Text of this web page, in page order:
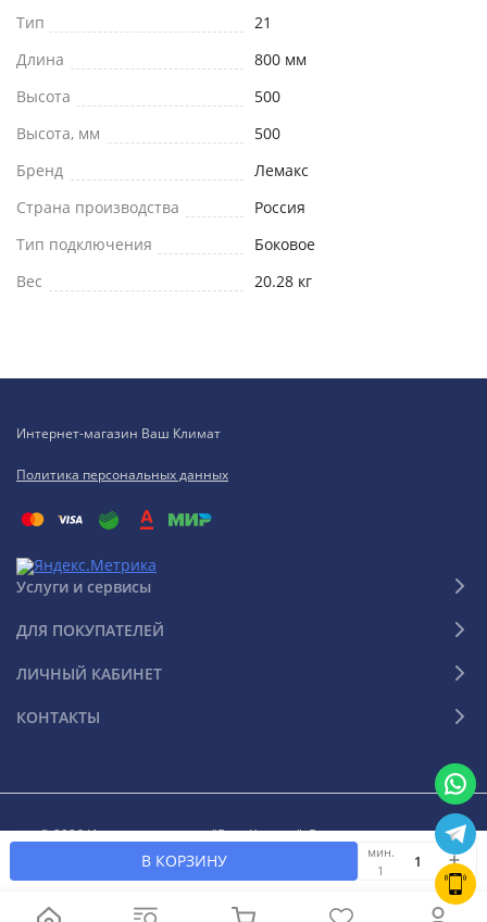
В КОРЗИНУ
мин.
1
Тип
21
Длина
800 мм
Высота
500
Высота, мм
500
Бренд
Лемакс
Страна производства
Россия
Тип подключения
Боковое
Вес
20.28 кг
Интернет-магазин Ваш Климат
Политика персональных данных
Услуги и сервисы
ДЛЯ ПОКУПАТЕЛЕЙ
ЛИЧНЫЙ КАБИНЕТ
КОНТАКТЫ
© 2026 Интернет-магазин "Ваш Климат". Все права защищены